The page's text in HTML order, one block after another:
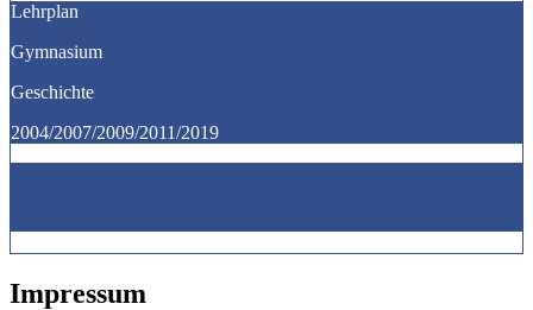
Lehrplan
Gymnasium
Geschichte
2004/2007/2009/2011/2019
Impressum